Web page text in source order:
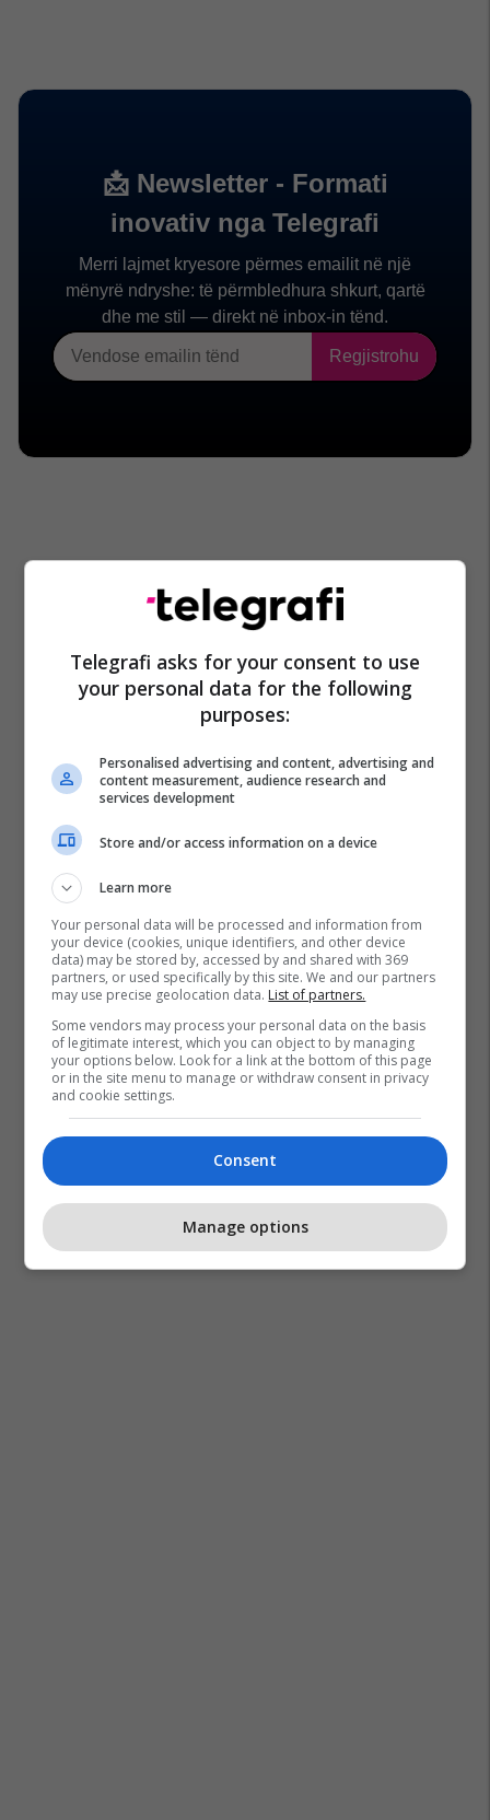
Telegrafi asks for your consent to use
your personal data for the following
purposes:
Personalised advertising and content, advertising and
content measurement, audience research and
services development
Store and/or access information on a device
Learn more
Your personal data will be processed and information from
your device (cookies, unique identifiers, and other device
data) may be stored by, accessed by and shared with 369
partners, or used specifically by this site. We and our partners
may use precise geolocation data. List of partners.
Some vendors may process your personal data on the basis
of legitimate interest, which you can object to by managing
your options below. Look for a link at the bottom of this page
or in the site menu to manage or withdraw consent in privacy
and cookie settings.
Consent
Manage options